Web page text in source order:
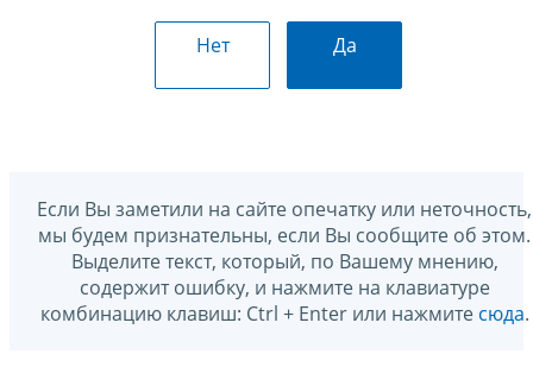
Нет Да
Если Вы заметили на сайте опечатку или неточность,
мы будем признательны, если Вы сообщите об этом.
Выделите текст, который, по Вашему мнению,
содержит ошибку, и нажмите на клавиатуре
комбинацию клавиш: Ctrl + Enter или нажмите сюда.